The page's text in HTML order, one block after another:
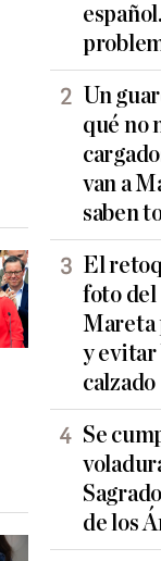
Un
qué no
van a
saben
El
foto del
Mareta
y evitar
calzado
Se
de los